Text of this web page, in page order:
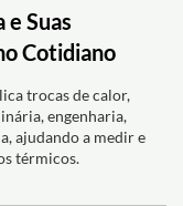
Suas
Cotidiano
trocas de calor,
engenharia,
ajudando a medir e
térmicos.